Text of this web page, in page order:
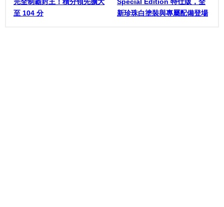
完全制霸封王！積分領先擴大
至 104 分
Special Edition 特仕版，全
新珍珠白塗裝與專屬配備登場